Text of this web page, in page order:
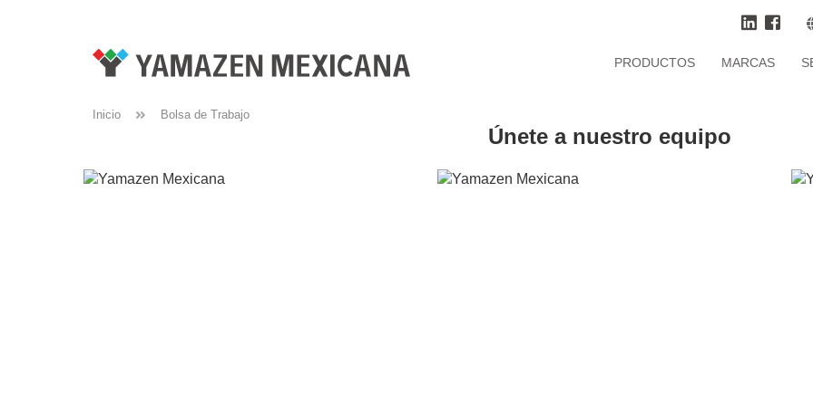
PRODUCTOS MARCAS
Inicio Bolsa de Trabajo
Únete a nuestro equipo